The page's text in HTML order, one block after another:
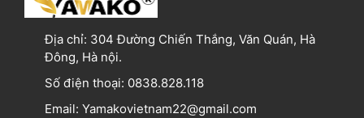
Địa chỉ: 304 Đường Chiến Thắng, Văn Quán, Hà
Đông, Hà nội.
Số điện thoại: 0838.828.118
Email: Yamakovietnam22@gmail.com